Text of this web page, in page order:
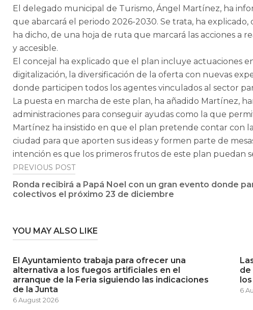
El delegado municipal de Turismo, Ángel Martínez, ha
que abarcará el periodo 2026-2030. Se trata, ha
ha dicho, de una hoja de ruta que marcará las acciones a
y accesible.
El concejal ha explicado que el plan incluye actuaciones
digitalización, la diversificación de la oferta con nuevas
donde participen todos los agentes vinculados al sector
La puesta en marcha de este plan, ha añadido Martínez,
administraciones para conseguir ayudas como la que
Martínez ha insistido en que el plan pretende contar con
ciudad para que aporten sus ideas y formen parte de
intención es que los primeros frutos de este plan puedan
Post
navigation
PREVIOUS POST
Ronda recibirá a Papá Noel con un gran evento donde
colectivos el próximo 23 de diciembre
YOU MAY ALSO LIKE
El Ayuntamiento trabaja para ofrecer una
alternativa a los fuegos artificiales en el
arranque de la Feria siguiendo las indicaciones
de la Junta
6 August 2026
de
6